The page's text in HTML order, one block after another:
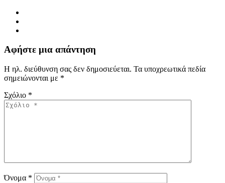
Αφήστε μια απάντηση
Η ηλ. διεύθυνση σας δεν δημοσιεύεται. Τα υποχρεωτικά πεδία
σημειώνονται με *
Σχόλιο *
Όνομα *